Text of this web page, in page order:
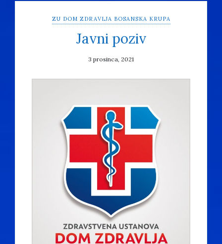
ZU DOM ZDRAVLJA BOSANSKA KRUPA
Javni poziv
3 prosinca, 2021